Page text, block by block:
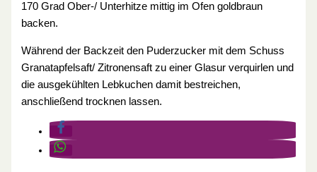
170 Grad Ober-/ Unterhitze mittig im Ofen goldbraun
backen.
Während der Backzeit den Puderzucker mit dem Schuss
Granatapfelsaft/ Zitronensaft zu einer Glasur verquirlen und
die ausgekühlten Lebkuchen damit bestreichen,
anschließend trocknen lassen.